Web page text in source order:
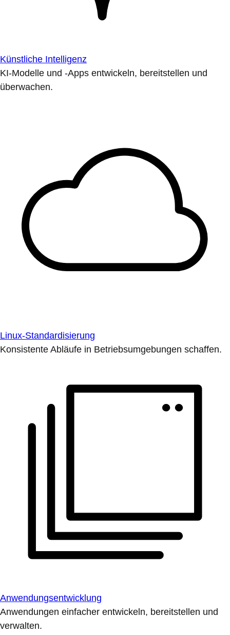
Künstliche Intelligenz
KI-Modelle und -Apps entwickeln, bereitstellen und
überwachen.
Linux-Standardisierung
Konsistente Abläufe in Betriebsumgebungen schaffen.
Anwendungsentwicklung
Anwendungen einfacher entwickeln, bereitstellen und
verwalten.